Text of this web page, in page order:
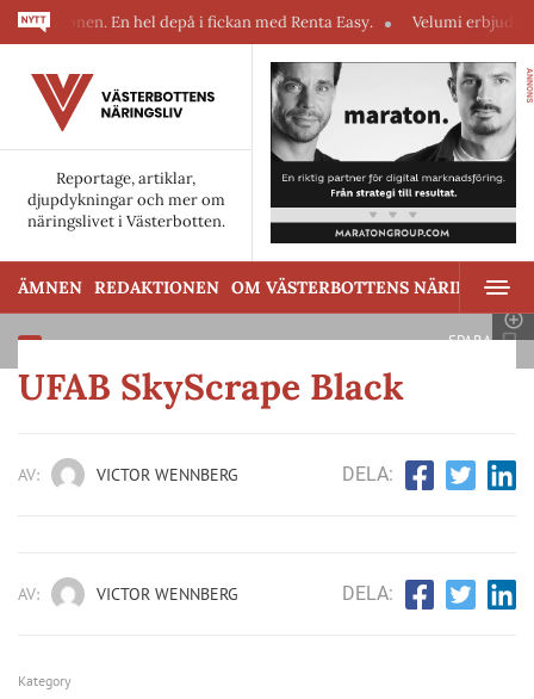
hel depå i fickan med Renta Easy. Velumi erbjuder ett
Reportage, artiklar,
djupdykningar och mer om
näringslivet i Västerbotten.
ANNONS
ÄMNEN REDAKTIONEN OM VÄSTERBOTTENS NÄRINGSLIV
SPARA
UFAB SkyScrape Black
AV: VICTOR WENNBERG DELA:
AV: VICTOR WENNBERG DELA:
Kategory